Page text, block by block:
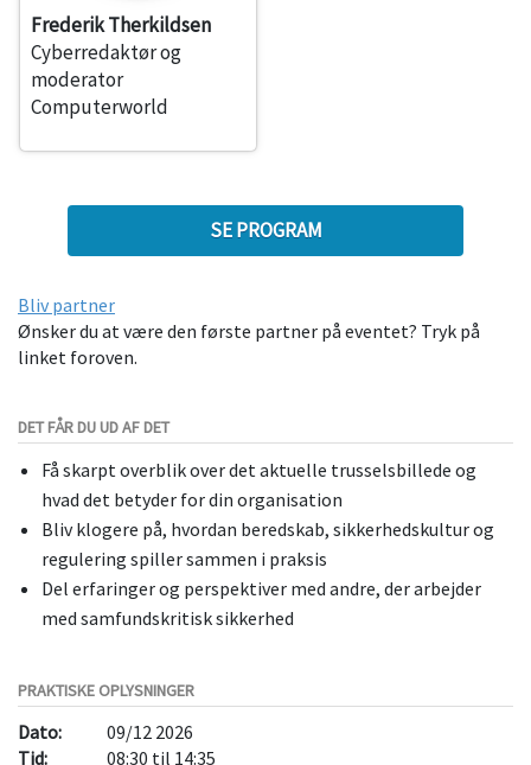
Frederik Therkildsen
Cyberredaktør og
moderator
Computerworld
SE PROGRAM
Bliv partner
Ønsker du at være den første partner på eventet? Tryk på
linket foroven.
DET FÅR DU UD AF DET
Få skarpt overblik over det aktuelle trusselsbillede og
hvad det betyder for din organisation
Bliv klogere på, hvordan beredskab, sikkerhedskultur og
regulering spiller sammen i praksis
Del erfaringer og perspektiver med andre, der arbejder
med samfundskritisk sikkerhed
PRAKTISKE OPLYSNINGER
Dato:
09/12 2026
Tid:
08:30 til 14:35